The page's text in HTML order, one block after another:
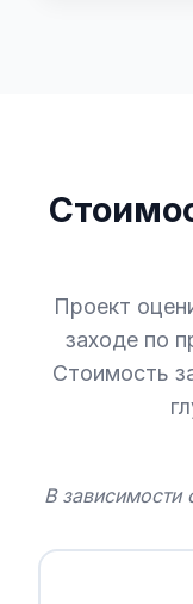
Проект
заходе по
Стоимость
В зависимости